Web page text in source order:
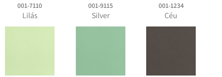
001-7110
Lilás
001-9115
Silver
001-1234
Céu